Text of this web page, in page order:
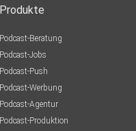
Produkte
Podcast-Beratung
Podcast-Jobs
Podcast-Push
Podcast-Werbung
Podcast-Agentur
Podcast-Produktion